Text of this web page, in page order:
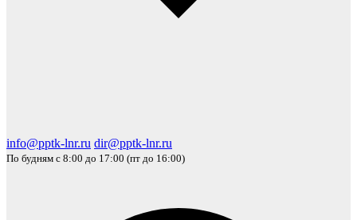
info@pptk-lnr.ru dir@pptk-lnr.ru
По будням с 8:00 до 17:00 (пт до 16:00)